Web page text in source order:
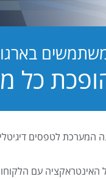
האינטראקציה עם